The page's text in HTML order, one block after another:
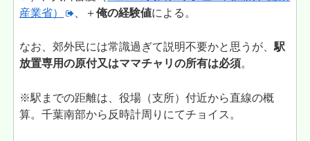
産業省）
、＋俺の経験値による。
なお、郊外民には常識過ぎて説明不要かと思うが、駅
放置専用の原付又はママチャリの所有は必須。
※駅までの距離は、役場（支所）付近から直線の概
算。千葉南部から反時計周りにてチョイス。